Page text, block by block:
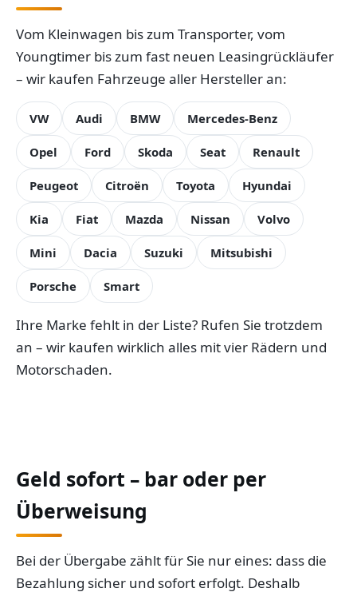
Vom Kleinwagen bis zum Transporter, vom
Youngtimer bis zum fast neuen Leasingrückläufer
– wir kaufen Fahrzeuge aller Hersteller an:
VW Audi BMW Mercedes-Benz
Opel Ford Skoda Seat Renault
Peugeot Citroën Toyota Hyundai
Kia Fiat Mazda Nissan Volvo
Mini Dacia Suzuki Mitsubishi
Porsche Smart
Ihre Marke fehlt in der Liste? Rufen Sie trotzdem
an – wir kaufen wirklich alles mit vier Rädern und
Motorschaden.
Geld sofort – bar oder per
Überweisung
Bei der Übergabe zählt für Sie nur eines: dass die
Bezahlung sicher und sofort erfolgt. Deshalb